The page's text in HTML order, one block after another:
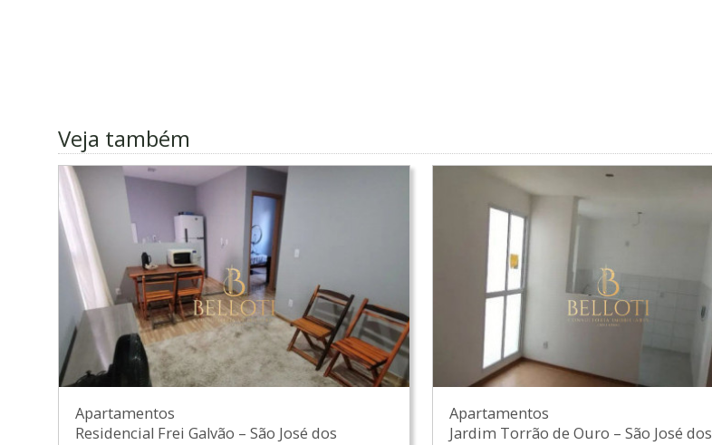
Veja também
Apartamentos
Residencial Frei Galvão – São José dos
Apartamentos
Jardim Torrão de Ouro – São José dos